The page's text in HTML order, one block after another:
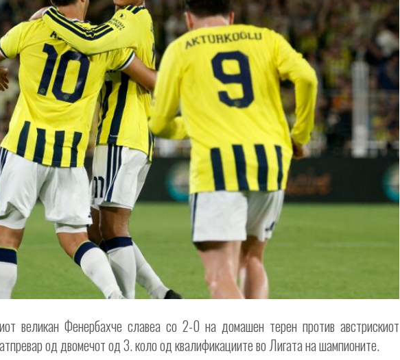
великан Фенербахче славеа со 2-0 на домашен терен против австрискиот
од двомечот од 3. коло од квалификациите во Лигата на шампионите.